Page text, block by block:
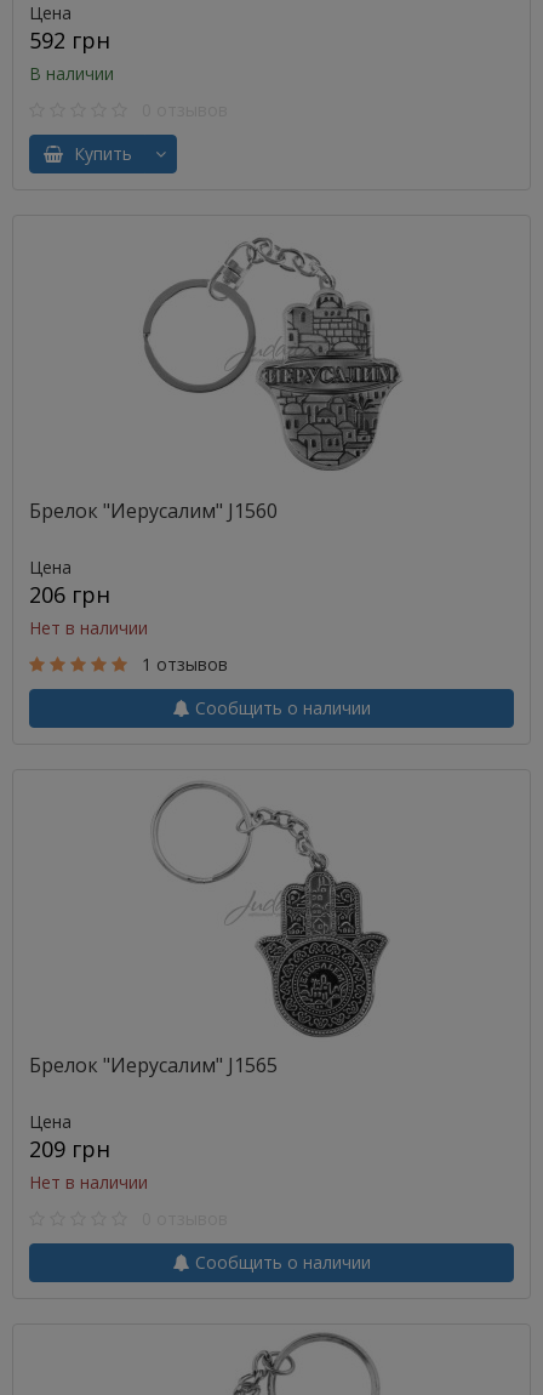
Цена
592 грн
В наличии
Купить
Брелок "Иерусалим" J1560
Цена
206 грн
Нет в наличии
1 отзывов
Сообщить о наличии
Брелок "Иерусалим" J1565
Цена
209 грн
Нет в наличии
Сообщить о наличии